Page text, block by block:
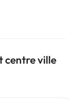
centre ville